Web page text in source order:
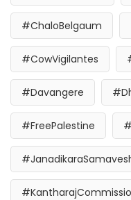
#ChaloBelgaum
#CowVigilantes
#Davangere
#FreePalestine